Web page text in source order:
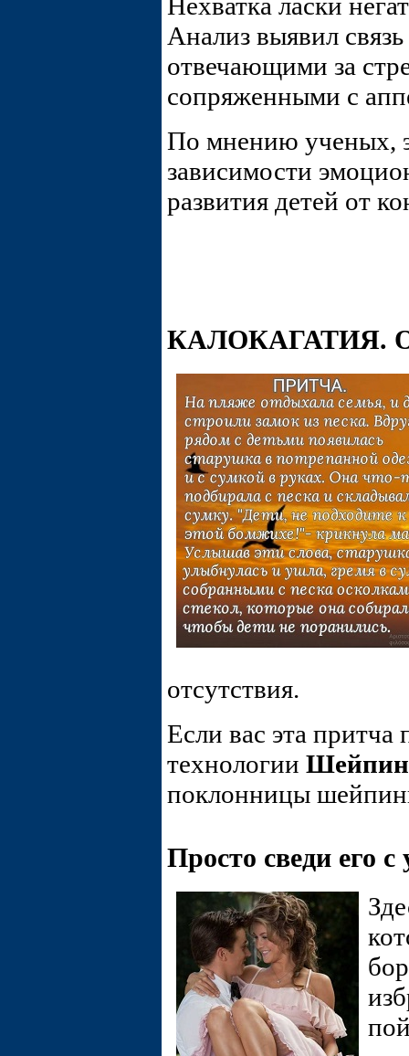
Анализ выявил
отвечающими за
сопряженными с
По мнению ученых,
зависимости
развития детей от
КАЛОКАГАТИЯ.
отсутствия.
Если вас эта
технологии
поклонницы
Просто сведи его с